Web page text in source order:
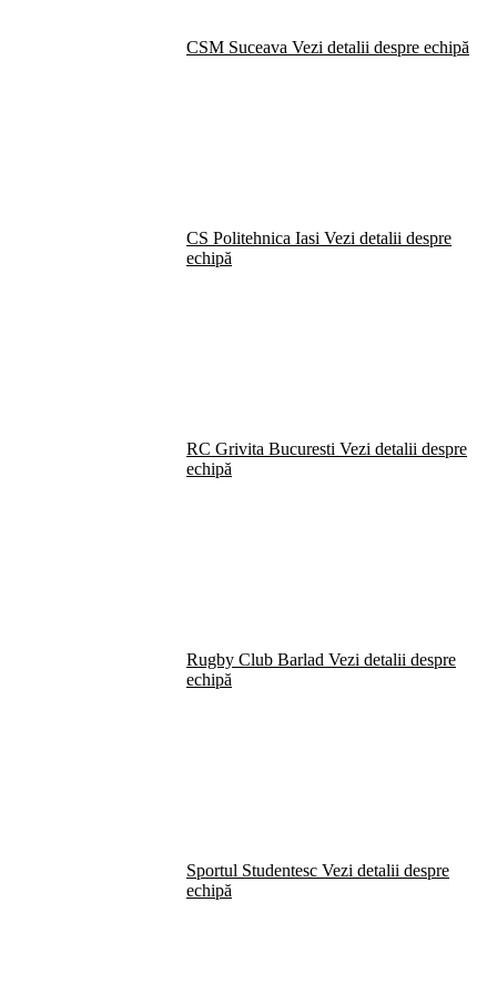
CSM Suceava Vezi detalii despre echipă
CS Politehnica Iasi Vezi detalii despre
echipă
RC Grivita Bucuresti Vezi detalii despre
echipă
Rugby Club Barlad Vezi detalii despre
echipă
Sportul Studentesc Vezi detalii despre
echipă